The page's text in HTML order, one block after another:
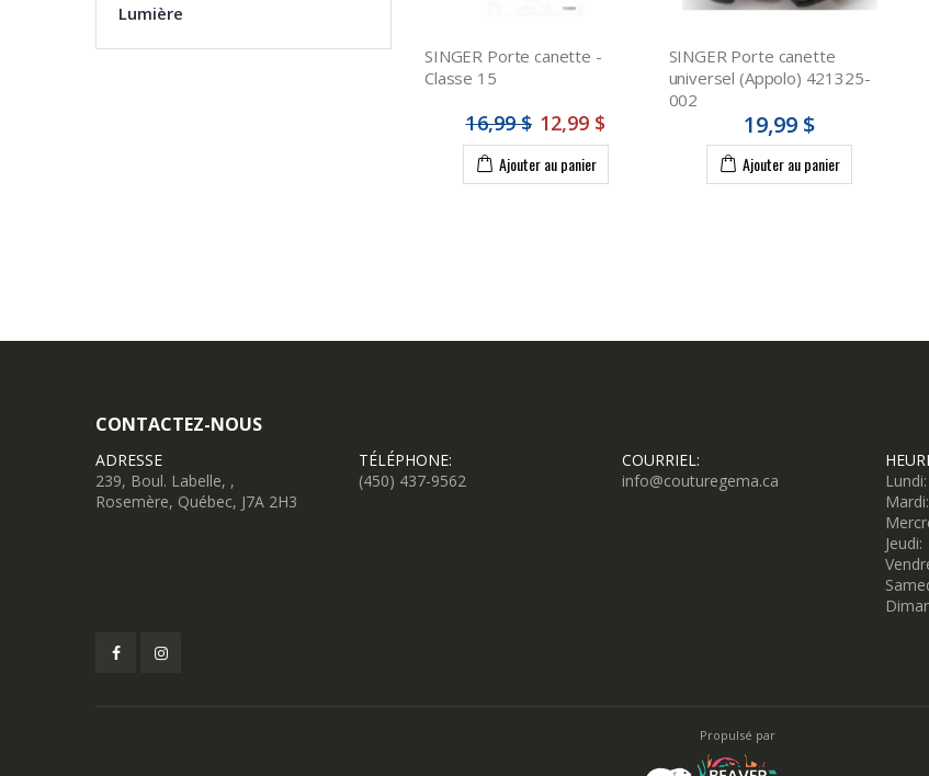
SINGER Porte canette -
Classe 15
16,99 $ 12,99 $
Ajouter au panier
SINGER Porte canette
universel (Appolo) 421325-
002
19,99 $
Ajouter au panier
Lumière
CONTACTEZ-NOUS
ADRESSE
239, Boul. Labelle, ,
Rosemère, Québec, J7A 2H3
TÉLÉPHONE:
(450) 437-9562
COURRIEL:
info@couturegema.ca
Lundi:
Mardi:
Jeudi:
Propulsé par